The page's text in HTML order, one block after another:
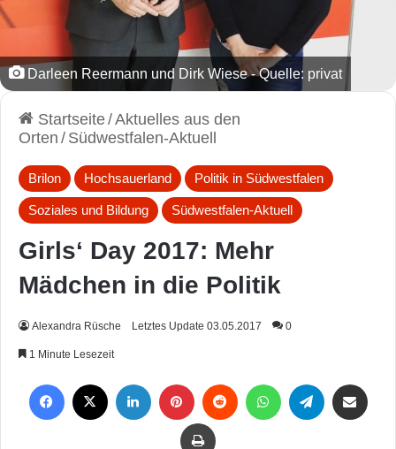
Darleen Reermann und Dirk Wiese - Quelle: privat
Startseite/Aktuelles aus den
Orten / Südwestfalen-Aktuell
Brilon Hochsauerland Politik in Südwestfalen
Soziales und Bildung Südwestfalen-Aktuell
Girls‘ Day 2017: Mehr
Mädchen in die Politik
Alexandra Rüsche Letztes Update 03.05.2017 0
1 Minute Lesezeit
Drucken